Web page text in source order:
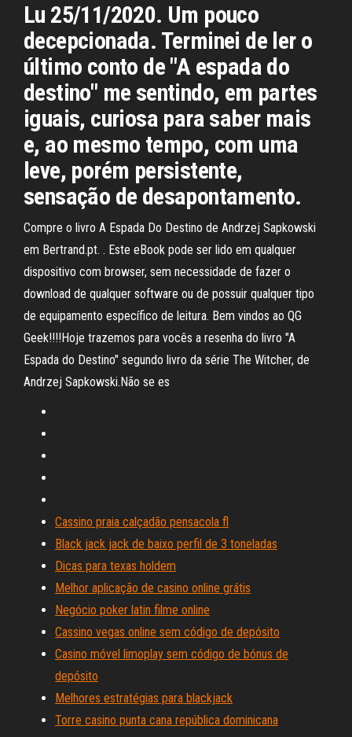
Lu 25/11/2020. Um pouco
decepcionada. Terminei de ler o
último conto de "A espada do
destino" me sentindo, em partes
iguais, curiosa para saber mais
e, ao mesmo tempo, com uma
leve, porém persistente,
sensação de desapontamento.
Compre o livro A Espada Do Destino de Andrzej Sapkowski
em Bertrand.pt. . Este eBook pode ser lido em qualquer
dispositivo com browser, sem necessidade de fazer o
download de qualquer software ou de possuir qualquer tipo
de equipamento específico de leitura. Bem vindos ao QG
Geek!!!!Hoje trazemos para vocês a resenha do livro "A
Espada do Destino" segundo livro da série The Witcher, de
Andrzej Sapkowski.Não se es
Cassino praia calçadão pensacola fl
Black jack jack de baixo perfil de 3 toneladas
Dicas para texas holdem
Melhor aplicação de casino online grátis
Negócio poker latin filme online
Cassino vegas online sem código de depósito
Casino móvel limoplay sem código de bónus de
depósito
Melhores estratégias para blackjack
Torre casino punta cana república dominicana